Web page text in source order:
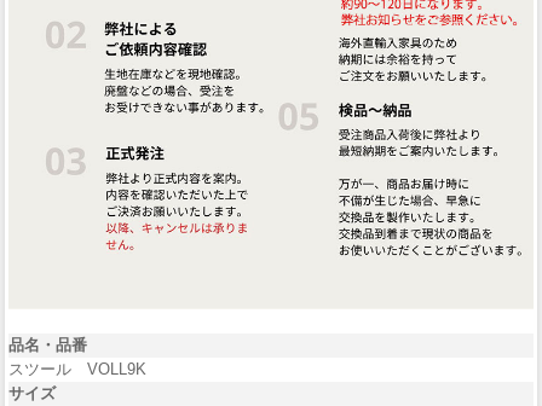
品名・ 品番
スツール VOLL9K
サイズ